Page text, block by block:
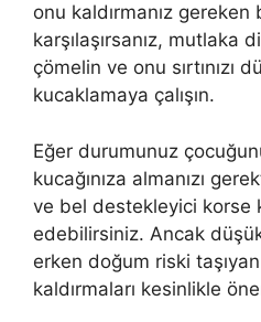
onu kaldırmanız gereken
karşılaşırsanız, mutlaka
çömelin ve onu sırtınızı
kucaklamaya çalışın.
Eğer durumunuz
kucağınıza almanızı
ve bel destekleyici korse
edebilirsiniz. Ancak
erken doğum riski
kaldırmaları kesinlikle